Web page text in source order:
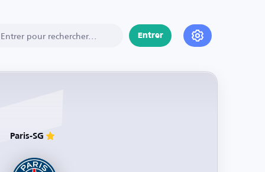
Entrer
Paris-SG